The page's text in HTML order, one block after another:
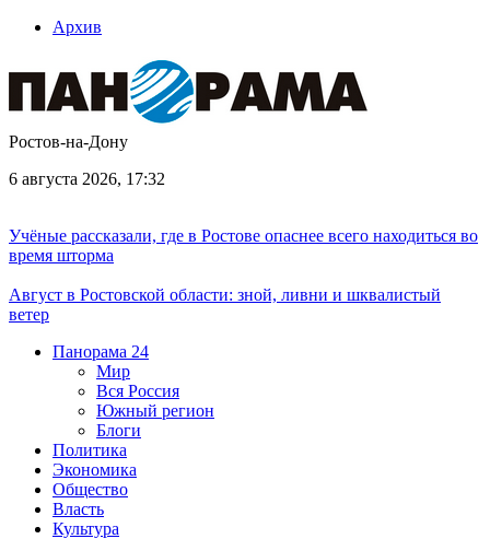
Архив
Ростов-на-Дону
6 августа 2026, 17:32
Учёные рассказали, где в Ростове опаснее всего находиться во
время шторма
Август в Ростовской области: зной, ливни и шквалистый
ветер
Панорама 24
Мир
Вся Россия
Южный регион
Блоги
Политика
Экономика
Общество
Власть
Культура